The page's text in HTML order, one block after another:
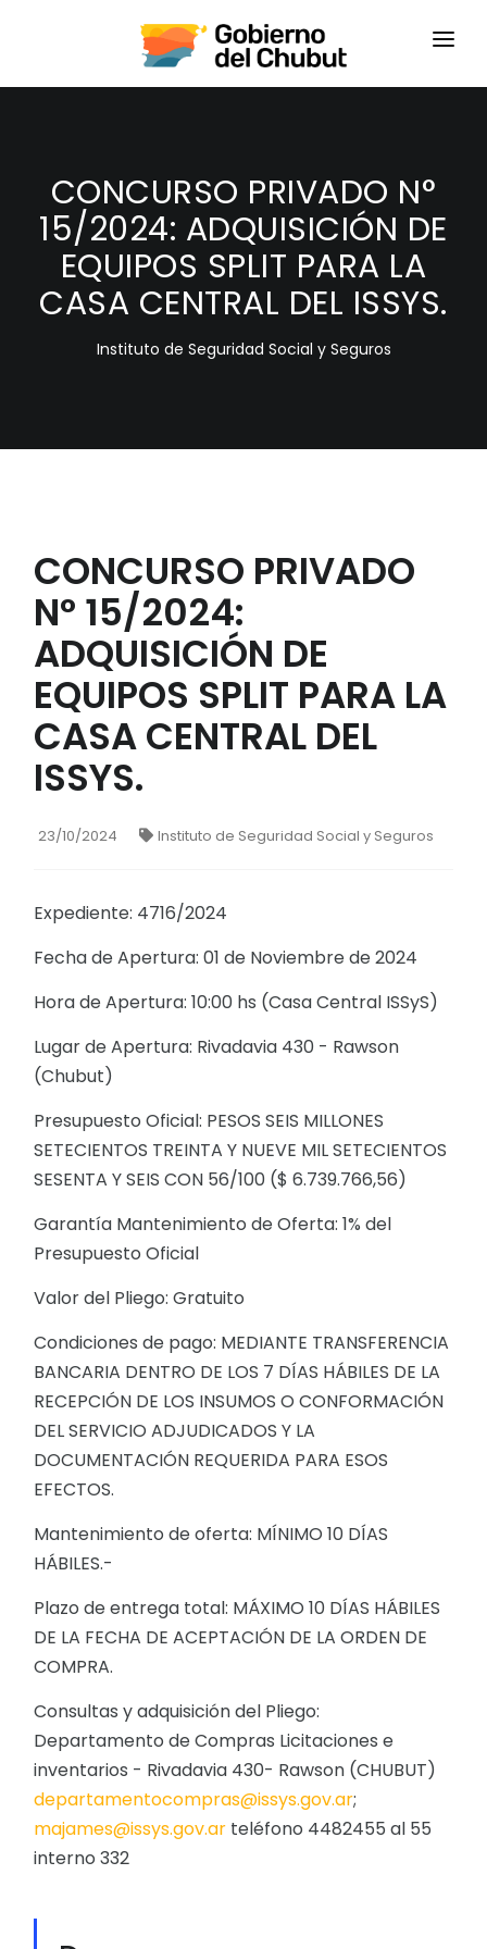
HOME
CONCURSO PRIVADO N°
15/2024: ADQUISICIÓN DE
EQUIPOS SPLIT PARA LA
CASA CENTRAL DEL ISSYS.
Instituto de Seguridad Social y Seguros
CONCURSO PRIVADO
N° 15/2024:
ADQUISICIÓN DE
EQUIPOS SPLIT PARA LA
CASA CENTRAL DEL
ISSYS.
23/10/2024 Instituto de Seguridad Social y Seguros
Expediente: 4716/2024
Fecha de Apertura: 01 de Noviembre de 2024
Hora de Apertura: 10:00 hs (Casa Central ISSyS)
Lugar de Apertura: Rivadavia 430 - Rawson
(Chubut)
Presupuesto Oficial: PESOS SEIS MILLONES
SETECIENTOS TREINTA Y NUEVE MIL SETECIENTOS
SESENTA Y SEIS CON 56/100 ($ 6.739.766,56)
Garantía Mantenimiento de Oferta: 1% del
Presupuesto Oficial
Valor del Pliego: Gratuito
Condiciones de pago: MEDIANTE TRANSFERENCIA
BANCARIA DENTRO DE LOS 7 DÍAS HÁBILES DE LA
RECEPCIÓN DE LOS INSUMOS O CONFORMACIÓN
DEL SERVICIO ADJUDICADOS Y LA
DOCUMENTACIÓN REQUERIDA PARA ESOS
EFECTOS.
Mantenimiento de oferta: MÍNIMO 10 DÍAS
HÁBILES.-
Plazo de entrega total: MÁXIMO 10 DÍAS HÁBILES
DE LA FECHA DE ACEPTACIÓN DE LA ORDEN DE
COMPRA.
Consultas y adquisición del Pliego:
Departamento de Compras Licitaciones e
inventarios - Rivadavia 430- Rawson (CHUBUT)
departamentocompras@issys.gov.ar;
majames@issys.gov.ar teléfono 4482455 al 55
interno 332